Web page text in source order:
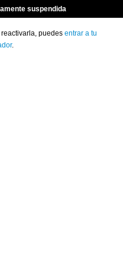
suspendida
puedes entrar a tu
.